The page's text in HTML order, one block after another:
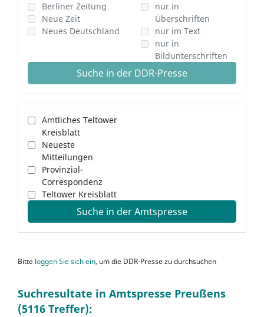
Berliner Zeitung
Neue Zeit
Neues Deutschland
nur in
Überschriften
nur im Text
nur in
Bildunterschriften
Suche in der DDR-Presse
Amtliches Teltower
Kreisblatt
Neueste
Mitteilungen
Provinzial-
Correspondenz
Teltower Kreisblatt
Suche in der Amtspresse
Bitte loggen Sie sich ein, um die DDR-Presse zu durchsuchen
Suchresultate in Amtspresse Preußens
(5116 Treffer):